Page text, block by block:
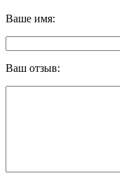
Ваше имя:
Ваш отзыв: